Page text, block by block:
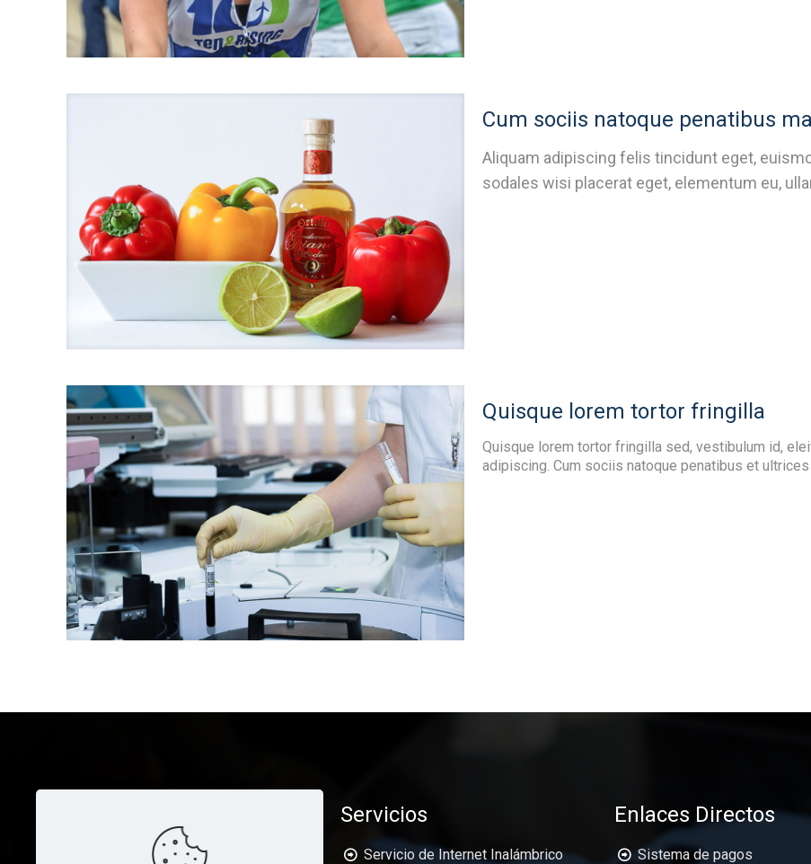
Cum sociis natoque penatibus
Aliquam adipiscing felis tincidunt eget,
sodales wisi placerat eget, elementum eu,
Quisque lorem tortor fringilla
Quisque lorem tortor fringilla sed, vestibulum id,
adipiscing. Cum sociis natoque penatibus et
Servicios
Servicio de Internet Inalámbrico
Enlaces Directos
Sistema de pagos